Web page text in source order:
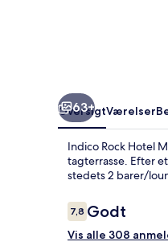
63+
OversigtVærelser
Indico Rock Hotel
tagterrasse. Efter
stedets 2 barer/
Anmeldelser
7,87,8 ud af 10.
Godt
Vis alle 308